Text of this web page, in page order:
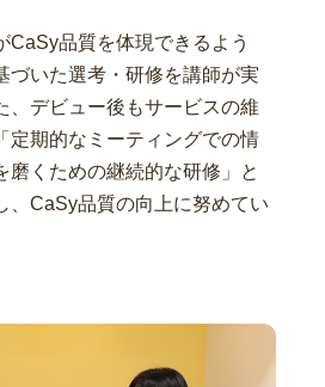
CaSy品質を体現できるよう
づいた選考・研修を講師が実
、デビュー後もサービスの維
定期的なミーティングでの情
磨くための継続的な研修」と
、CaSy品質の向上に努めてい